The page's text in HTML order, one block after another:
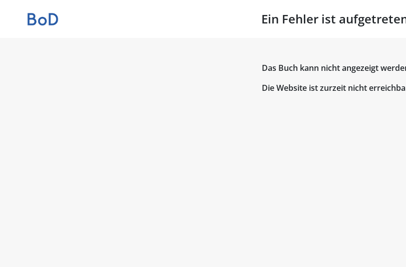
Ein Fehler ist
Das Buch kann nicht angezeigt
Die Website ist zurzeit nicht